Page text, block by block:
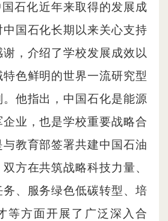
石化近年来取得的发展成
国石化长期以来关心支持
，介绍了学校发展成效以
色鲜明的世界一流研究型
他指出，中国石化是能源
业，也是学校重要战略合
教育部签署共建中国石油
方在共筑战略科技力量、
、服务绿色低碳转型、培
等方面开展了广泛深入合